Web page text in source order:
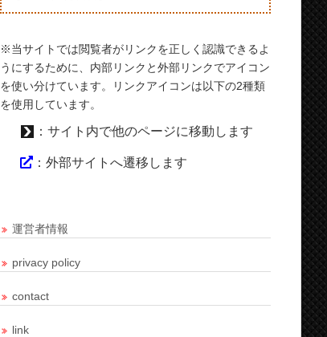
※当サイトでは閲覧者がリンクを正しく認識できるよ
うにするために、内部リンクと外部リンクでアイコン
を使い分けています。リンクアイコンは以下の2種類
を使用しています。
：サイト内で他のページに移動します
：外部サイトへ遷移します
運営者情報
privacy policy
contact
link